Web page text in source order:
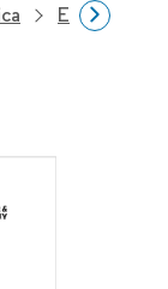
Empresas